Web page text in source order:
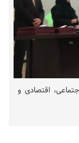
اقتصادی و